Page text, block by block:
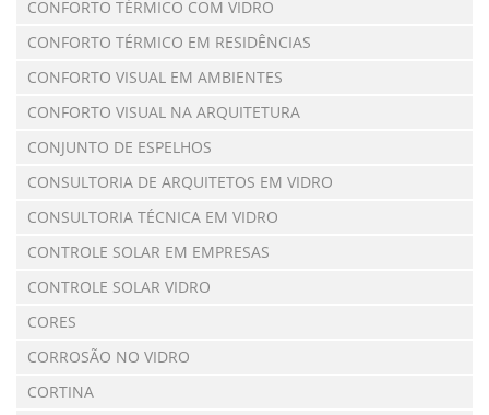
CONFORTO TÉRMICO COM VIDRO
CONFORTO TÉRMICO EM RESIDÊNCIAS
CONFORTO VISUAL EM AMBIENTES
CONFORTO VISUAL NA ARQUITETURA
CONJUNTO DE ESPELHOS
CONSULTORIA DE ARQUITETOS EM VIDRO
CONSULTORIA TÉCNICA EM VIDRO
CONTROLE SOLAR EM EMPRESAS
CONTROLE SOLAR VIDRO
CORES
CORROSÃO NO VIDRO
CORTINA